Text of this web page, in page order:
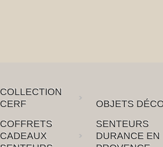
COLLECTION
CERF
OBJETS
COFFRETS
CADEAUX
SENTEURS
DURANCE EN